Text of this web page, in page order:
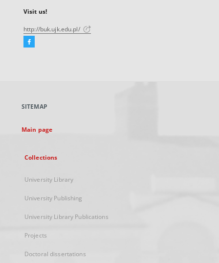
Visit us!
http://buk.ujk.edu.pl/
Facebook
new
SITEMAP
Main page
Collections
University Library
University Publishing
University Library Publications
Projects
Doctoral dissertations